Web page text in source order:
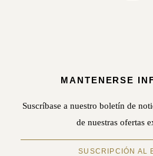
MANTENERSE
Suscríbase a nuestro boletín de
de nuestras ofertas
SUSCRIPCIÓN AL